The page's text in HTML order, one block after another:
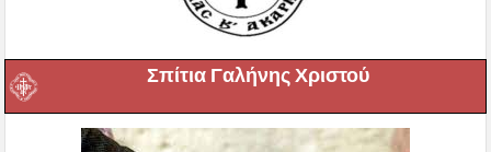
Σπίτια Γαλήνης Χριστού